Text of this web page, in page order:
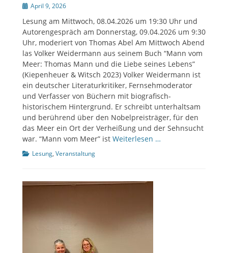
Veröffentlicht
April 9, 2026
Lesung am Mittwoch, 08.04.2026 um 19:30 Uhr und
Autorengespräch am Donnerstag, 09.04.2026 um 9:30
Uhr, moderiert von Thomas Abel Am Mittwoch Abend
las Volker Weidermann aus seinem Buch “Mann vom
Meer: Thomas Mann und die Liebe seines Lebens”
(Kiepenheuer & Witsch 2023) Volker Weidermann ist
ein deutscher Literaturkritiker, Fernsehmoderator
und Verfasser von Büchern mit biografisch-
historischem Hintergrund. Er schreibt unterhaltsam
und berührend über den Nobelpreisträger, für den
das Meer ein Ort der Verheißung und der Sehnsucht
war. “Mann vom Meer” ist Weiterlesen …
Kategorien
Lesung, Veranstaltung